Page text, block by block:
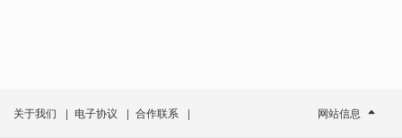
关于我们 | 电子协议 | 合作联系 | 网站信息